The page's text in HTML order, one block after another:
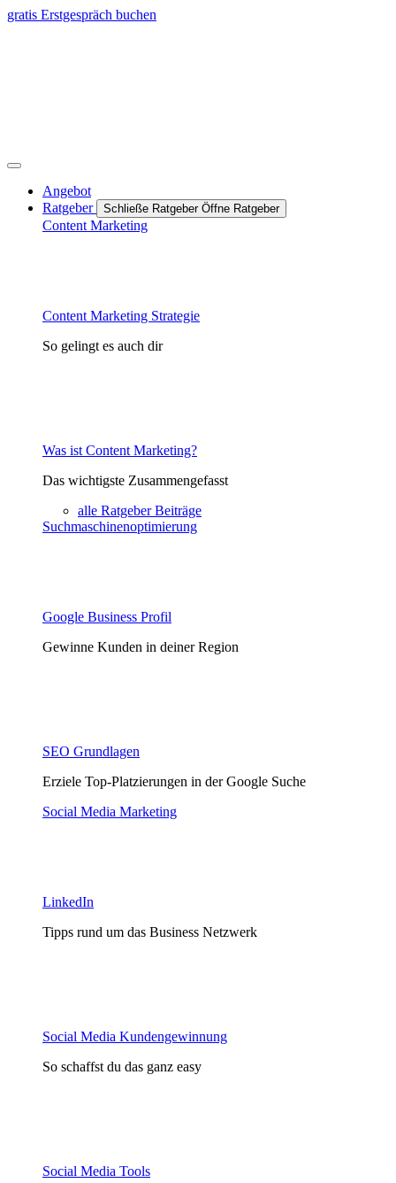
Zum
gratis Erstgespräch buchen
Angebot
Ratgeber
Schließe Ratgeber Öffne Ratgeber
Content Marketing
Content Marketing Strategie
So gelingt es auch dir
Was ist Content Marketing?
Das wichtigste Zusammengefasst
alle Ratgeber Beiträge
Suchmaschinenoptimierung
Google Business Profil
Gewinne Kunden in deiner Region
SEO Grundlagen
Erziele Top-Platzierungen in der Google Suche
Social Media Marketing
LinkedIn
Tipps rund um das Business Netzwerk
Social Media Kundengewinnung
So schaffst du das ganz easy
Social Media Tools